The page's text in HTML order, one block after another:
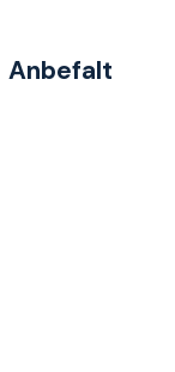
Anbefalt